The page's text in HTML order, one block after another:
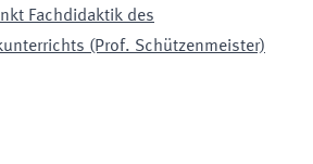
Fachdidaktik des
(Prof. Schützenmeister)